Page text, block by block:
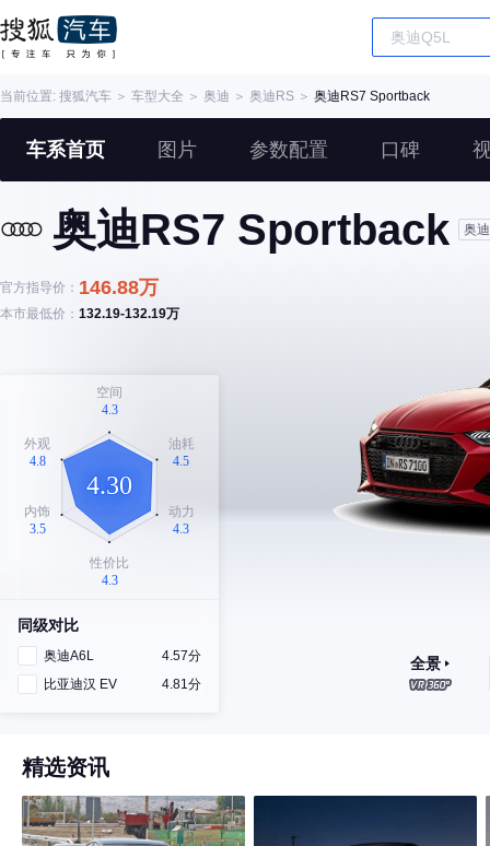
当前位置: 搜狐汽车 ＞ 车型大全 ＞ 奥迪 ＞ 奥迪RS ＞ 奥迪RS7 Sportback
车系首页 图片 参数配置 口碑
奥迪RS7 Sportback 奥
官方指导价： 146.88万
本市最低价： 132.19-132.19万
同级对比
奥迪A6L
4.57分
比亚迪汉 EV
4.81分
全景
精选资讯